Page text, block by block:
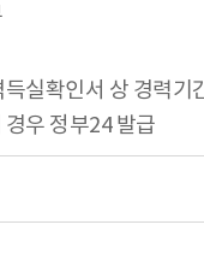
실확인서 상 경력기
우 정부24 발급